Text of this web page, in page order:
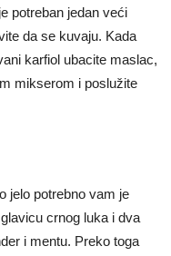
potreban jedan veći
da se kuvaju. Kada
karfiol ubacite maslac,
mikserom i poslužite
jelo potrebno vam je
crnog luka i dva
i mentu. Preko toga